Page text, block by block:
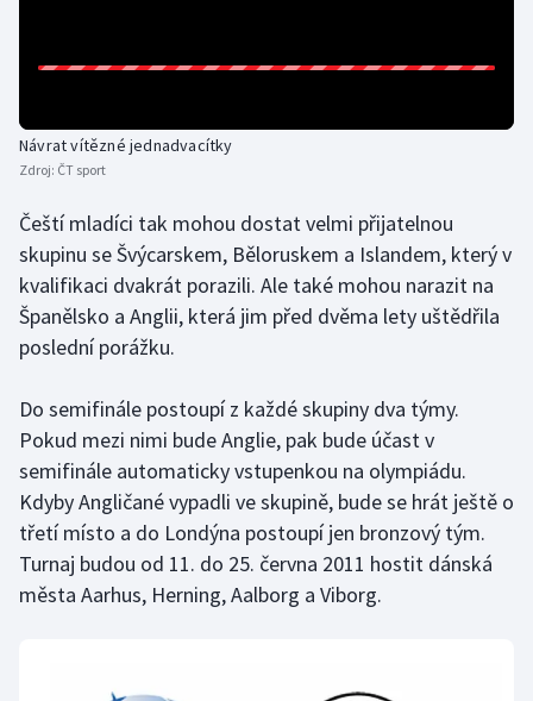
Ragby
Rychlobruslení
Rychlostní kanoistika
Short track
Sportovní střelba
Stolní tenis
Triatlon
Veslování
Návrat vítězné jednadvacítky
Zdroj: ČT sport
Čeští mladíci tak mohou dostat velmi přijatelnou
skupinu se Švýcarskem, Běloruskem a Islandem, který v
kvalifikaci dvakrát porazili. Ale také mohou narazit na
Španělsko a Anglii, která jim před dvěma lety uštědřila
poslední porážku.
Do semifinále postoupí z každé skupiny dva týmy.
Pokud mezi nimi bude Anglie, pak bude účast v
semifinále automaticky vstupenkou na olympiádu.
Kdyby Angličané vypadli ve skupině, bude se hrát ještě o
třetí místo a do Londýna postoupí jen bronzový tým.
Turnaj budou od 11. do 25. června 2011 hostit dánská
města Aarhus, Herning, Aalborg a Viborg.